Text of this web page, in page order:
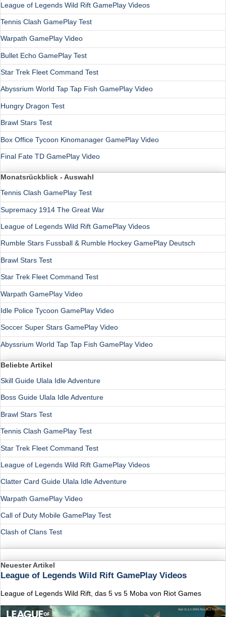
League of Legends Wild Rift GamePlay Videos
Tennis Clash GamePlay Test
Warpath GamePlay Video
Bullet Echo GamePlay Test
Star Trek Fleet Command Test
Abyssrium World Tap Tap Fish GamePlay Video
Hungry Dragon Test
Brawl Stars Test
Box Office Tycoon Kinomanager GamePlay Video
Final Fate TD GamePlay Video
Monatsrückblick - Auswahl
Tennis Clash GamePlay Test
Supremacy 1914 The Great War
League of Legends Wild Rift GamePlay Videos
Rumble Stars Fussball & Rumble Hockey GamePlay Deutsch
Brawl Stars Test
Star Trek Fleet Command Test
Warpath GamePlay Video
Idle Police Tycoon GamePlay Video
Soccer Super Stars GamePlay Video
Abyssrium World Tap Tap Fish GamePlay Video
Beliebte Artikel
Skill Guide Ulala Idle Adventure
Boss Guide Ulala Idle Adventure
Brawl Stars Test
Tennis Clash GamePlay Test
Star Trek Fleet Command Test
League of Legends Wild Rift GamePlay Videos
Clatter Card Guide Ulala Idle Adventure
Warpath GamePlay Video
Call of Duty Mobile GamePlay Test
Clash of Clans Test
Neuester Artikel
League of Legends Wild Rift GamePlay Videos
League of Legends Wild Rift, das 5 vs 5 Moba von Riot Games